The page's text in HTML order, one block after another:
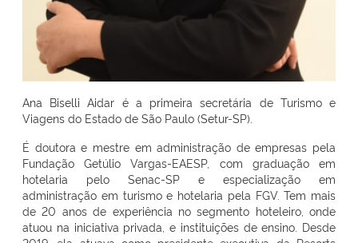
Ana Biselli Aidar é a primeira secretária de Turismo e
Viagens do Estado de São Paulo (Setur-SP).
É doutora e mestre em administração de empresas pela
Fundação Getúlio Vargas-EAESP, com graduação em
hotelaria pelo Senac-SP e especialização em
administração em turismo e hotelaria pela FGV. Tem mais
de 20 anos de experiência no segmento hoteleiro, onde
atuou na iniciativa privada, e instituições de ensino. Desde